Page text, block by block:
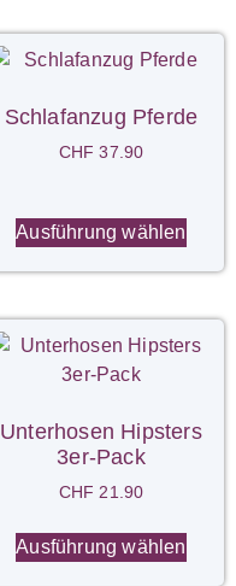
Schlafanzug Pferde
CHF 37.90
Ausführung wählen
Unterhosen Hipsters
3er-Pack
CHF 21.90
Ausführung wählen